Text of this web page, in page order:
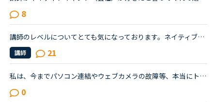
8
講師のレベルについてとても気になっております。ネイティブキャンプをはじめて3年です。文法と発音の基礎から始めてきたおかげで、段々と言いたいことを表現でき、先生の話していることもほぼ理解できるようにな...
講師 21
私は、今までパソコン連結やウェブカメラの故障等、本当にトラブルがいっぱいで・・・でも、ネイティブキャンプの方々から、たった一度も気分の悪い対応を受けたことがありません。買ったばかりのウェブカメラ故...
0